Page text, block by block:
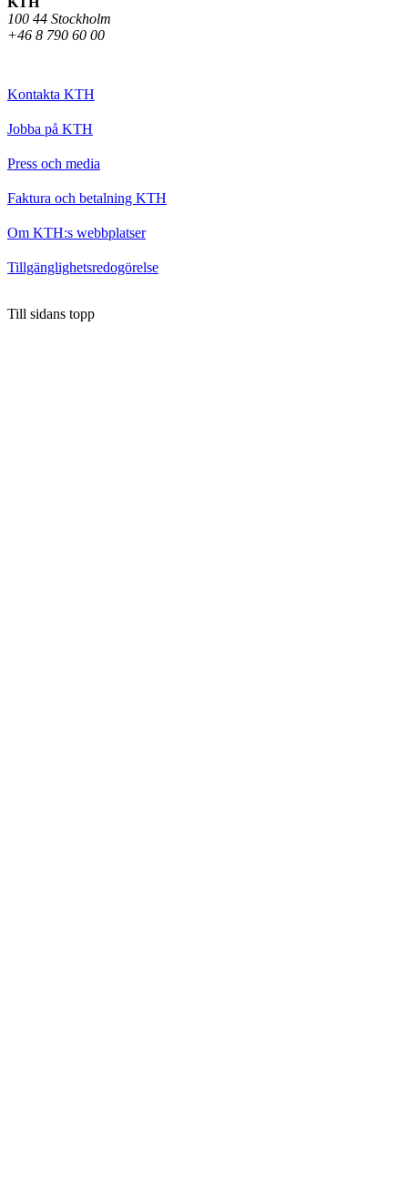
100 44 Stockholm
+46 8 790 60 00
Kontakta KTH
Jobba på KTH
Press och media
Faktura och betalning KTH
Om KTH:s webbplatser
Tillgänglighetsredogörelse
Till sidans topp